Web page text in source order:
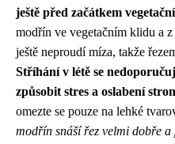
ještě před začátkem
modřín ve vegetačním klidu a
ještě neproudí míza, takže
Stříhání v létě se
způsobit stres a oslabení
omezte se pouze na lehké
modřín snáší řez velmi dobře